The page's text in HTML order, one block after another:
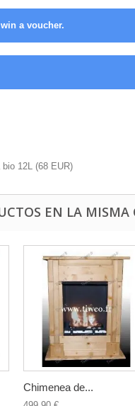
a voucher.
bio 12L (68 EUR)
EN LA MISMA
Chimenea de...